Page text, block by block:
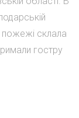
пожежі склала
гостру